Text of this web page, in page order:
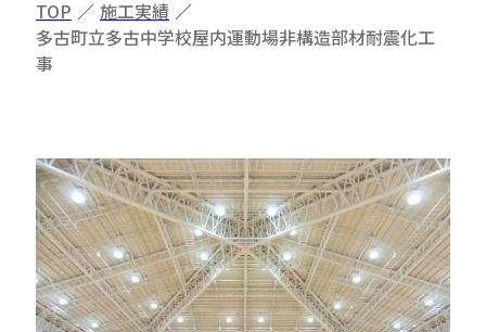
お知らせ
プライバシーポリシー
セキュリティポリシー
TOP ／ 施工実績 ／
多古町立多古中学校屋内運動場非構造部材耐震化工
事